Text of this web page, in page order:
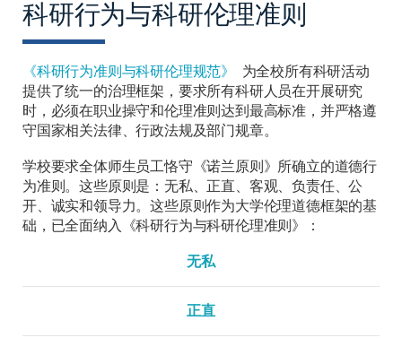
科研行为与科研伦理准则
《科研行为准则与科研伦理规范》
为全校所有科研活动
提供了统一的治理框架，要求所有科研人员在开展研究
时，必须在职业操守和伦理准则达到最高标准，并严格遵
守国家相关法律、行政法规及部门规章。
学校要求全体师生员工恪守《诺兰原则》所确立的道德行
为准则。这些原则是：无私、正直、客观、负责任、公
开、诚实和领导力。这些原则作为大学伦理道德框架的基
础，已全面纳入《科研行为与科研伦理准则》：
无私
正直